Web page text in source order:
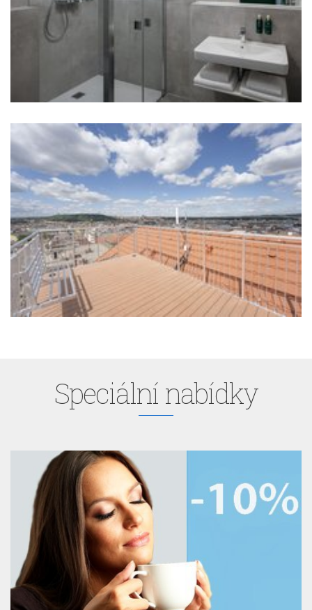
Speciální nabídky